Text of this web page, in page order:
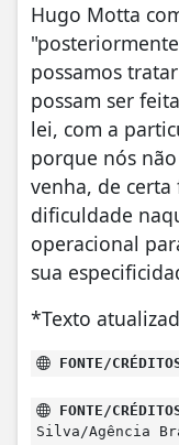
Hugo Motta
possamos
possam ser
lei, com a
porque nós
venha, de
dificuldade
operacional
sua
*Texto
FONTE/
FONTE/
Silva/Agência